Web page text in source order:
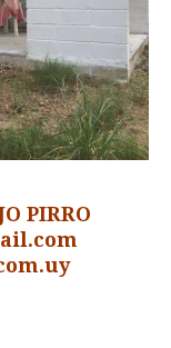
PIRRO